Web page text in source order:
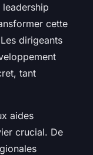
cette
dirigeants
tant
aides
crucial. De